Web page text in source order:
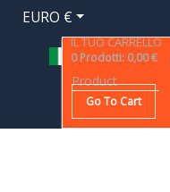
EURO €
IL TUO CARRELLO
0 Prodotti: 0,00 €
Product
Go To Cart